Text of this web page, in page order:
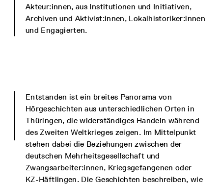
Akteur:innen, aus Institutionen und Initiativen,
Archiven und Aktivist:innen, Lokalhistoriker:innen
und Engagierten.
Entstanden ist ein breites Panorama von
Hörgeschichten aus unterschiedlichen Orten in
Thüringen, die widerständiges Handeln während
des Zweiten Weltkrieges zeigen. Im Mittelpunkt
stehen dabei die Beziehungen zwischen der
deutschen Mehrheitsgesellschaft und
Zwangsarbeiter:innen, Kriegsgefangenen oder
KZ-Häftlingen. Die Geschichten beschreiben, wie